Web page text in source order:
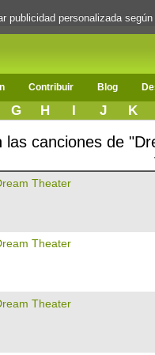
Contribuir Blog
G H I J K
las canciones de
Theater
Theater
Theater
publicidad personalizada